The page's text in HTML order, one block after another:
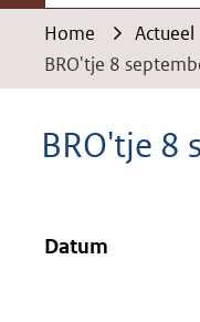
Home Actueel
BRO'tje 8
BRO'tje 8
Datum